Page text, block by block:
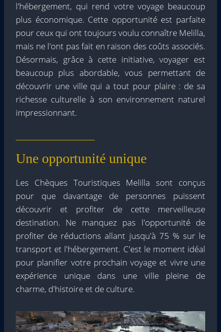
l'hébergement, qui rend votre voyage beaucoup
plus économique. Cette opportunité est parfaite
pour ceux qui ont toujours voulu connaître Melilla,
mais ne l'ont pas fait en raison des coûts associés.
Désormais, grâce à cette initiative, voyager est
beaucoup plus abordable, vous permettant de
découvrir une ville qui a tout pour plaire : de sa
richesse culturelle à son environnement naturel
impressionnant.
Une opportunité unique
Les Chèques Touristiques Melilla sont conçus
pour que davantage de personnes puissent
découvrir et profiter de cette merveilleuse
destination. Ne manquez pas l'opportunité de
profiter de réductions allant jusqu'à 75 % sur le
transport et l'hébergement. C'est le moment idéal
pour planifier votre prochain voyage et vivre une
expérience unique dans une ville pleine de
charme, d'histoire et de culture.